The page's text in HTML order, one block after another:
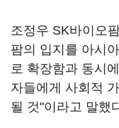
조정우 SK바이오
팜의 입지를 아시
로 확장함과 동시
자들에게 사회적
될 것"이라고 말했